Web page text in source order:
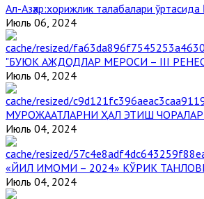
Aл-Aзҳар:хорижлик талабалари
Июль 06, 2024
"БУЮК АЖДОДЛАР МЕРОСИ – III
Июль 04, 2024
МУРОЖААТЛАРНИ ҲАЛ ЭТИШ
Июль 04, 2024
«ЙИЛ ИМОМИ – 2024» КЎРИК
Июль 04, 2024